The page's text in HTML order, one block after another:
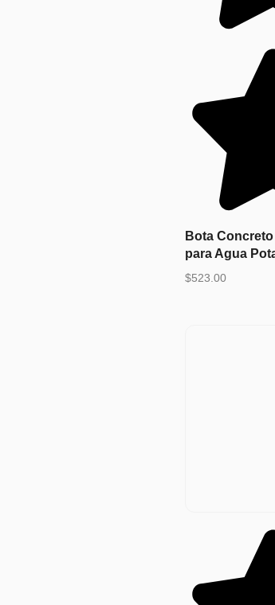
Bota
para Agua
$523.00